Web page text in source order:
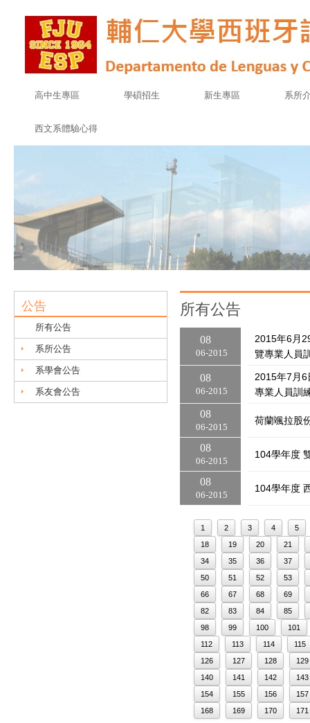
高中生專區 學碩招生 新生專區 系所
西文系體驗心得
公告
所有公告
系所公告
系學會公告
系友會公告
所有公告
06 2015
08
2015年6月
覽專業人員
06 2015
08
2015年7月6
專業人員訓
06 2015
08
荷蘭颯拉股
06 2015
08
104學年度
06 2015
08
104學年度
1 2 3 4
5
18
19 20
21
34
35 36
37
50
51 52
53
66
67 68
69
82
83 84
85
98
99 100
101
112
113 114
115
126
127 128
129
140
141 142
143
154
155 156
157
168
169 170 171